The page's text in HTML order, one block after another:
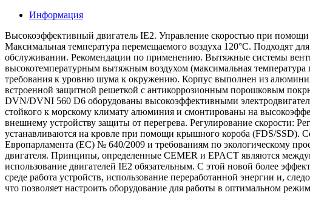
Информация
Высокоэффективный двигатель IE2. Управление скоростью при помощи
Максимальная температура перемещаемого воздуха 120°C. Подходят
обслуживании. Рекомендации по применению. Вытяжные системы
высокотемпературным вытяжным воздухом (максимальная температура
требования к уровню шума к окружению. Корпус выполнен из
встроенной защитной решеткой с антикоррозионным порошковым
DVN/DVNI 560 D6 оборудованы высокоэффективными
стойкого к морскому климату алюминия и смонтированы на
внешнему устройству защиты от перегрева. Регулирование скорости:
устанавливаются на кровле при помощи крышного короба (FDS/SSD).
Европарламента (ЕС) № 640/2009 и требованиям по экологическому
двигателя. Принципы, определенные CEMER и EPACT являются
использование двигателей IE2 обязательным. С этой новой более
среде работа устройств, использование переработанной энергии и,
что позволяет настроить оборудование для работы в оптимальном